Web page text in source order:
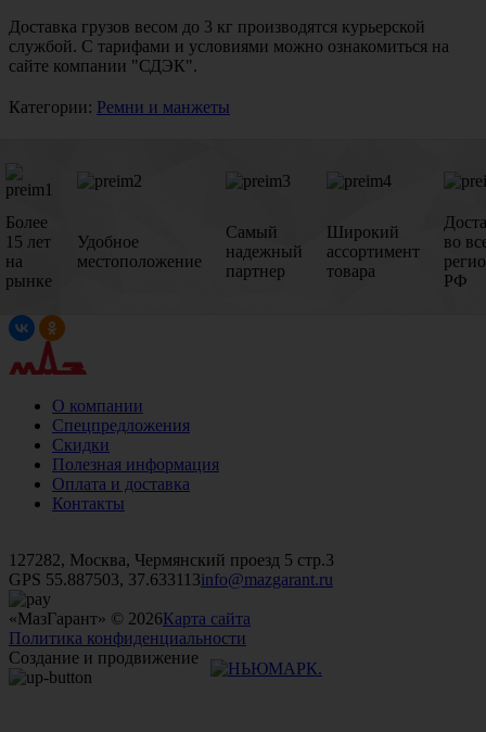
Доставка грузов весом до 3 кг производятся курьерской
службой. С тарифами и условиями можно ознакомиться на
сайте компании "СДЭК".
Категории: Ремни и манжеты
Более
15 лет
на
рынке
Удобное
местоположение
Самый
надежный
партнер
Широкий
ассортимент
товара
во
РФ
О компании
Спецпредложения
Скидки
Полезная информация
Оплата и доставка
Контакты
127282, Москва, Чермянский проезд 5 стр.3
GPS 55.887503, 37.633113info@mazgarant.ru
«МазГарант» © 2026Карта сайта
Политика конфиденциальности
Создание и продвижение